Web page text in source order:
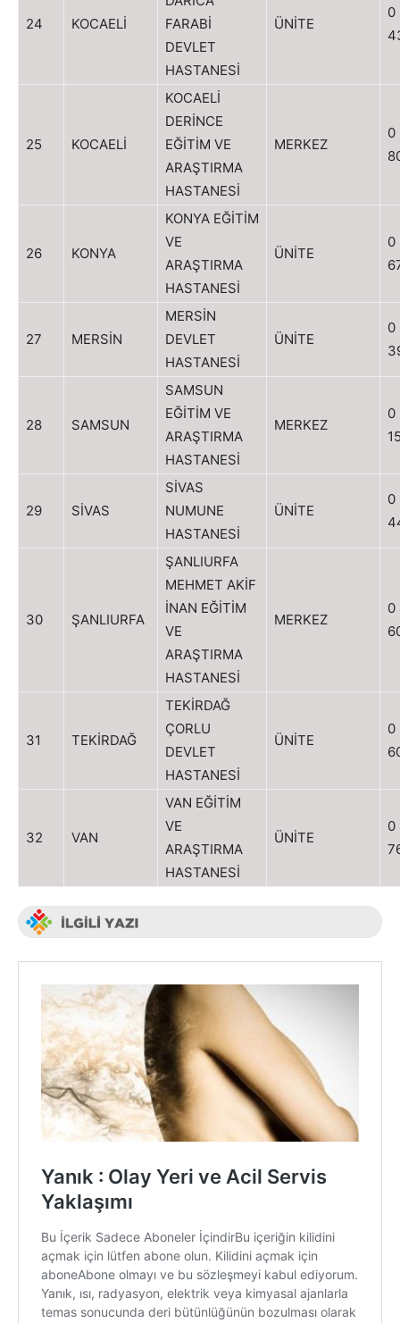
24 KOCAELİ
FARABİ
DEVLET
HASTANESİ
ÜNİTE
0
25 KOCAELİ
KOCAELİ
DERİNCE
EĞİTİM VE
ARAŞTIRMA
HASTANESİ
MERKEZ
0
26 KONYA
KONYA EĞİTİM
VE
ARAŞTIRMA
HASTANESİ
ÜNİTE
0
27 MERSİN
MERSİN
DEVLET
HASTANESİ
ÜNİTE
0
28 SAMSUN
SAMSUN
EĞİTİM VE
ARAŞTIRMA
HASTANESİ
MERKEZ
0
29 SİVAS
SİVAS
NUMUNE
HASTANESİ
ÜNİTE
0
30 ŞANLIURFA
ŞANLIURFA
MEHMET AKİF
İNAN EĞİTİM
VE
ARAŞTIRMA
HASTANESİ
MERKEZ
0
31 TEKİRDAĞ
TEKİRDAĞ
ÇORLU
DEVLET
HASTANESİ
ÜNİTE
0
32 VAN
VAN EĞİTİM
VE
ARAŞTIRMA
HASTANESİ
ÜNİTE
0